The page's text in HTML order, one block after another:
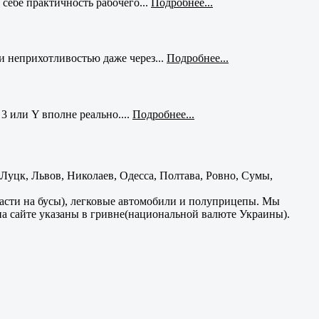
практичность рабочего... Подробнее...
даже через... Подробнее...
или Y вполне реально.... Подробнее...
Львов, Николаев, Одесса, Полтава, Ровно, Сумы,
на бусы), легковые автомобили и полуприцепы. Мы
сайте указаны в гривне(национальной валюте Украины).